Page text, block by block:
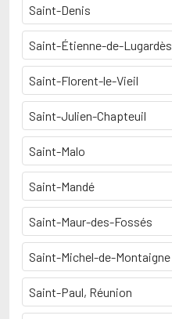
Saint-Denis
Saint-Étienne-de-Lugardès
Saint-Florent-le-Vieil
Saint-Julien-Chapteuil
Saint-Malo
Saint-Mandé
Saint-Maur-des-Fossés
Saint-Michel-de-Montaigne
Saint-Paul, Réunion